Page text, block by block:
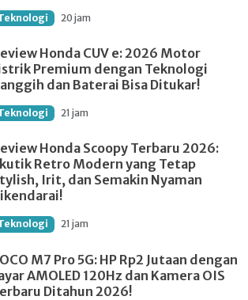
20 jam
Honda CUV e: 2026 Motor
Premium dengan Teknologi
dan Baterai Bisa Ditukar!
21 jam
Honda Scoopy Terbaru 2026:
Retro Modern yang Tetap
Irit, dan Semakin Nyaman
21 jam
M7 Pro 5G: HP Rp2 Jutaan dengan
AMOLED 120Hz dan Kamera OIS
Ditahun 2026!